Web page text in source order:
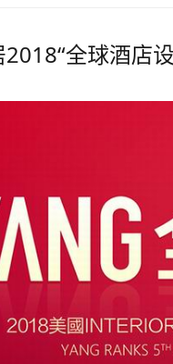
全球酒店